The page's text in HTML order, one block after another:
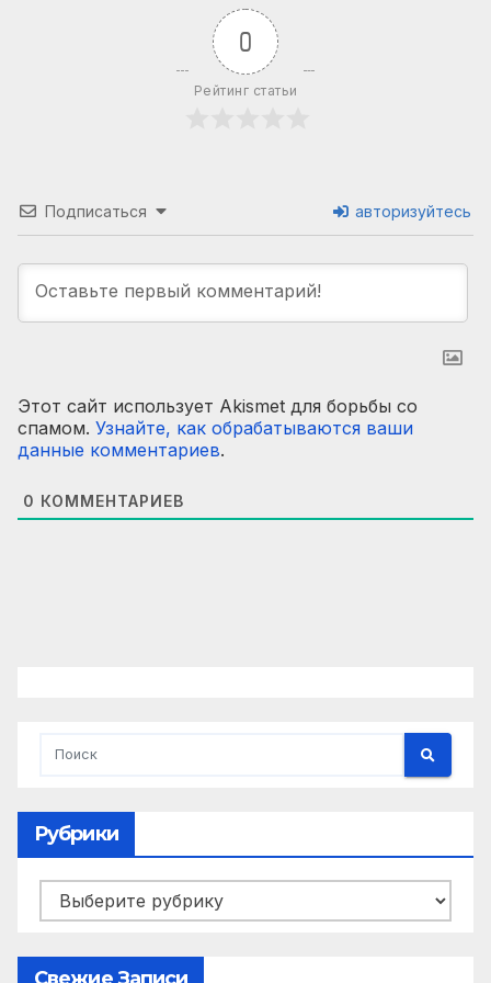
0
Рейтинг статьи
Подписаться авторизуйтесь
Этот сайт использует Akismet для борьбы со
спамом. Узнайте, как обрабатываются ваши
данные комментариев.
0 КОММЕНТАРИЕВ
Рубрики
Рубрики